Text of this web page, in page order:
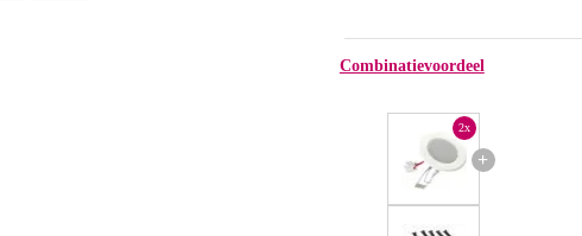
Combinatievoordeel
+
2x